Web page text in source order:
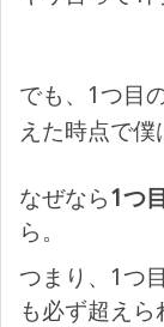
でも、1つ目
えた時点で僕
なぜなら1つ
ら。
つまり、1つ
も必ず超えら